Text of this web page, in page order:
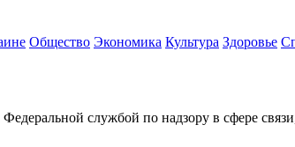
Общество Экономика Культура Здоровье
службой по надзору в сфере